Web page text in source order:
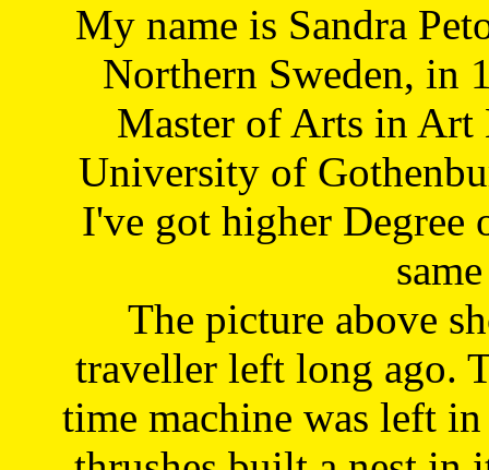
My name is Sandra
Northern Sweden, in
Master of Arts in Art
University of
I've got higher Degree
The picture above
traveller left long ago.
time machine was left